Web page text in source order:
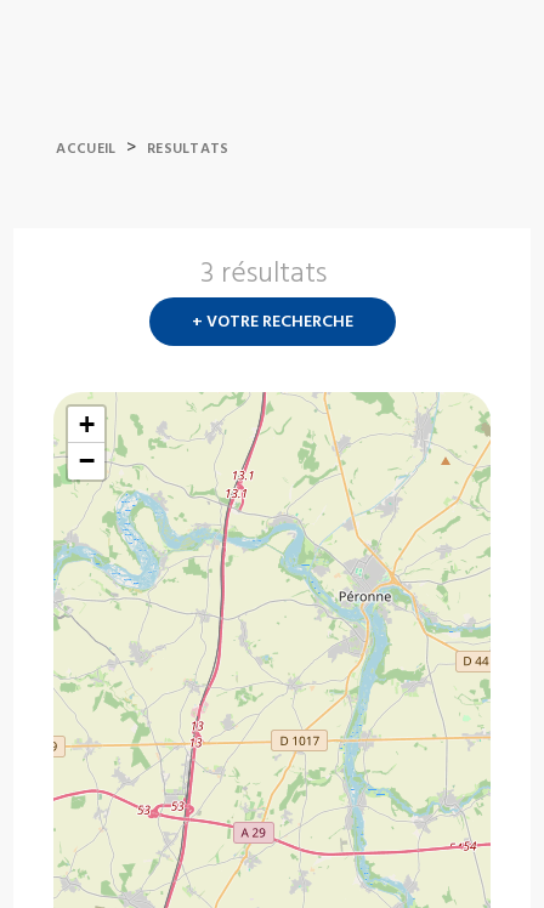
ACCUEIL > RESULTATS
3 résultats
+ VOTRE RECHERCHE
+
−